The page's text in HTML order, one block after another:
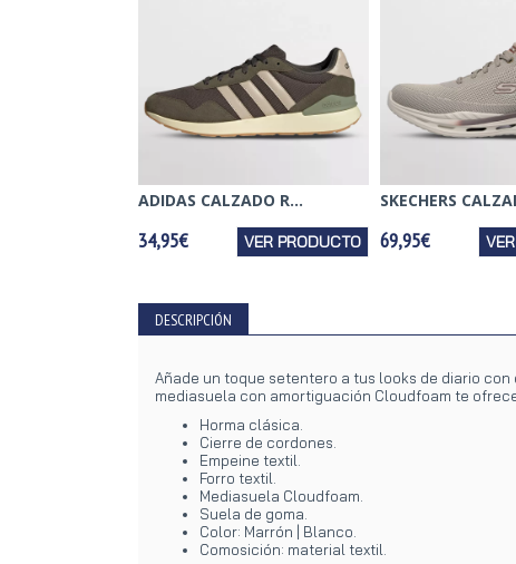
ADIDAS CALZADO R...
34,95€ VER PRODUCTO
SKECHERS
69,95€
DESCRIPCIÓN
Añade un toque setentero a tus looks de diario
mediasuela con amortiguación Cloudfoam te
Horma clásica.
Cierre de cordones.
Empeine textil.
Forro textil.
Mediasuela Cloudfoam.
Suela de goma.
Color: Marrón | Blanco.
Comosición: material textil.